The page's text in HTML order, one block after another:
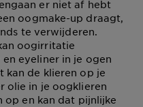
er niet af hebt
oogmake-up draagt,
te verwijderen.
oogirritatie
eyeliner in je ogen
kan de klieren op je
olie in je oogklieren
en kan dat pijnlijke